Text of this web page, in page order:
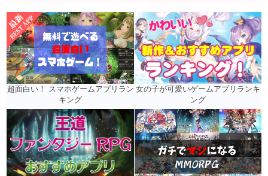
超面白い！ スマホゲームアプリラン
キング
女の子が可愛いゲームアプリランキ
ング